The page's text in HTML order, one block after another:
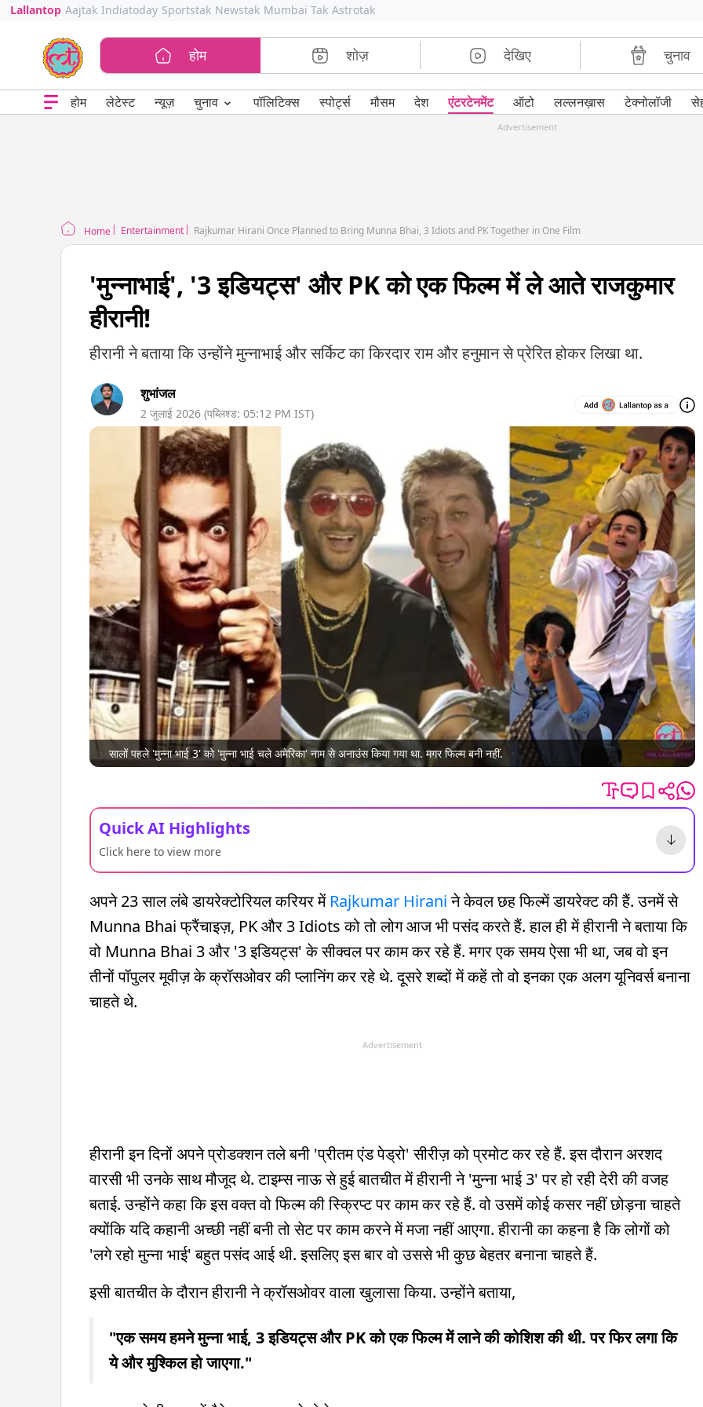
Lallantop Aajtak Indiatoday Sportstak Newstak Mumbai Tak Astrotak
होम शोज़ देखिए चुनाव
होम लेटेस्ट न्यूज़ चुनाव ⌄ पॉलिटिक्स स्पोर्ट्स मौसम देश एंटरटेनमेंट ऑटो लल्लनख़ास टेक्नोलॉजी
Advertisement
Home Entertainment Rajkumar Hirani Once Planned to Bring Munna Bhai, 3 Idiots and PK Together in One Film
'मुन्नाभाई', '3 इडियट्स' और PK को एक फिल्म में ले आते राजकुमार
हीरानी!
हीरानी ने बताया कि उन्होंने मुन्नाभाई और सर्किट का किरदार राम और हनुमान से प्रेरित होकर लिखा था.
शुभांजल
2 जुलाई 2026 (पब्लिश्ड: 05:12 PM IST)
सालों पहले 'मुन्ना भाई 3' को 'मुन्ना भाई चले अमेरिका' नाम से अनाउंस किया गया था. मगर फिल्म बनी नहीं.
Quick AI Highlights
Click here to view more
अपने 23 साल लंबे डायरेक्टोरियल करियर में Rajkumar Hiraniने केवल छह फिल्में डायरेक्ट की हैं. उनमें से
Munna Bhai फ्रैंचाइज़, PK और 3 Idiots को तो लोग आज भी पसंद करते हैं. हाल ही में हीरानी ने बताया कि
वो Munna Bhai 3 और '3 इडियट्स' के सीक्वल पर काम कर रहे हैं. मगर एक समय ऐसा भी था, जब वो इन
तीनों पॉपुलर मूवीज़ के क्रॉसओवर की प्लानिंग कर रहे थे. दूसरे शब्दों में कहें तो वो इनका एक अलग यूनिवर्स बनाना
चाहते थे.
Advertisement
हीरानी इन दिनों अपने प्रोडक्शन तले बनी 'प्रीतम एंड पेड्रो' सीरीज़ को प्रमोट कर रहे हैं. इस दौरान अरशद
वारसी भी उनके साथ मौजूद थे. टाइम्स नाऊ से हुई बातचीत में हीरानी ने 'मुन्ना भाई 3' पर हो रही देरी की वजह
बताई. उन्होंने कहा कि इस वक्त वो फिल्म की स्क्रिप्ट पर काम कर रहे हैं. वो उसमें कोई कसर नहीं छोड़ना चाहते
क्योंकि यदि कहानी अच्छी नहीं बनी तो सेट पर काम करने में मजा नहीं आएगा. हीरानी का कहना है कि लोगों को
'लगे रहो मुन्ना भाई' बहुत पसंद आई थी. इसलिए इस बार वो उससे भी कुछ बेहतर बनाना चाहते हैं.
इसी बातचीत के दौरान हीरानी ने क्रॉसओवर वाला खुलासा किया. उन्होंने बताया,
"एक समय हमने मुन्ना भाई, 3 इडियट्स और PK को एक फिल्म में लाने की कोशिश की थी. पर फिर लगा कि
ये और मुश्किल हो जाएगा."